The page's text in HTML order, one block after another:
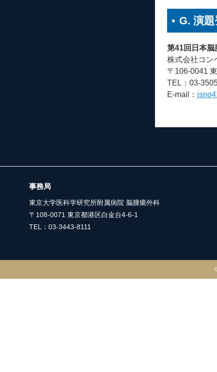
G. 演
第41回日本脳
株式会社コン
〒106-0041
TEL：03-
E-mail：
事務局
東京大学医科学研究所附属病院 脳腫瘍外科
〒108-0071 東京都港区白金台4-6-1
TEL：03-3443-8111